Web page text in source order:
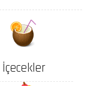
İçecekler